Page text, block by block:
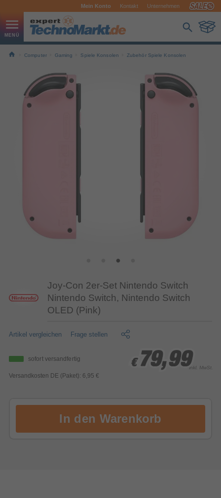
Mein Konto Kontakt Unternehmen
Computer Gaming Spiele Konsolen Zubehör Spiele Konsolen
Joy-Con 2er-Set Nintendo Switch
Nintendo Switch, Nintendo Switch
OLED (Pink)
Artikel vergleichen Frage stellen
sofort versandfertig
Versandkosten DE (Paket): 6,95 €
€ 79,99
€ 79,99
€ 79,99inkl. MwSt.